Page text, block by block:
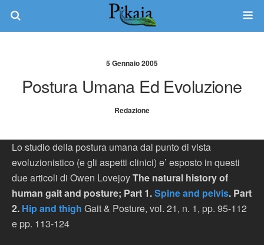
5 Gennaio 2005
Postura Umana Ed Evoluzione
Redazione
Lo studio della postura umana dal punto di vista
evoluzionistico (e gli aspetti clinici) e’ esposto in questi
due articoli di Owen LovejoyThe natural history of
human gait and posture; Part 1.Spine and pelvis. Part
2. Hip and thigh Gait & Posture, vol. 21, n. 1, pp. 95-112
e pp. 113-124